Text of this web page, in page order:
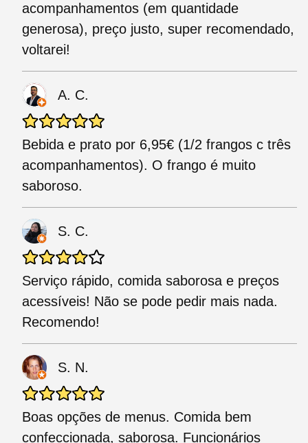
acompanhamentos (em quantidade
generosa), preço justo, super recomendado,
voltarei!
A. C.
Bebida e prato por 6,95€ (1/2 frangos c três
acompanhamentos). O frango é muito
saboroso.
S. C.
Serviço rápido, comida saborosa e preços
acessíveis! Não se pode pedir mais nada.
Recomendo!
S. N.
Boas opções de menus. Comida bem
confeccionada, saborosa. Funcionários